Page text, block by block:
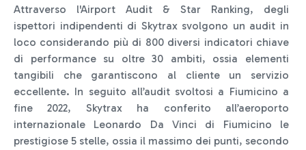
Attraverso l'Airport Audit & Star Ranking, degli
ispettori indipendenti di Skytrax svolgono un audit in
loco considerando più di 800 diversi indicatori chiave
di performance su oltre 30 ambiti, ossia elementi
tangibili che garantiscono al cliente un servizio
eccellente. In seguito all’audit svoltosi a Fiumicino a
fine 2022, Skytrax ha conferito all’aeroporto
internazionale Leonardo Da Vinci di Fiumicino le
prestigiose 5 stelle, ossia il massimo dei punti, secondo